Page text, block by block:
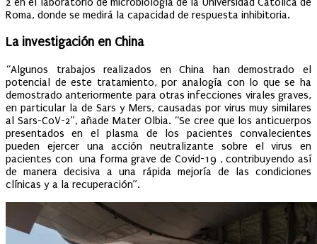
Roma, donde se medirá la capacidad de respuesta inhibitoria.
La investigación en China
“Algunos trabajos realizados en China han demostrado el
potencial de este tratamiento, por analogía con lo que se ha
demostrado anteriormente para otras infecciones virales graves,
en particular la de Sars y Mers, causadas por virus muy similares
al Sars-CoV-2”, añade Mater Olbia. “Se cree que los anticuerpos
presentados en el plasma de los pacientes convalecientes
pueden ejercer una acción neutralizante sobre el virus en
pacientes con una forma grave de Covid-19 , contribuyendo así
de manera decisiva a una rápida mejoría de las condiciones
clínicas y a la recuperación”.